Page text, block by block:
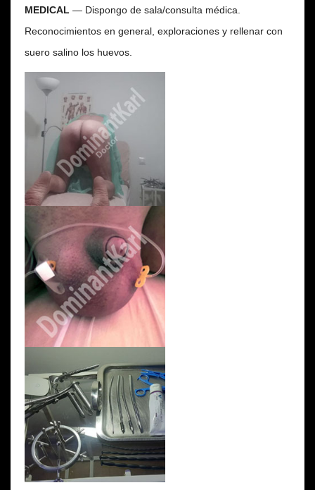
MEDICAL — Dispongo de sala/consulta médica.
Reconocimientos en general, exploraciones y rellenar con
suero salino los huevos.